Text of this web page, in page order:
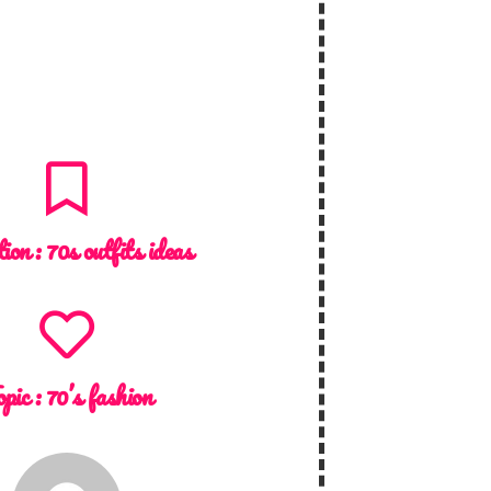
:70s outfits ideas
:70’s fashion